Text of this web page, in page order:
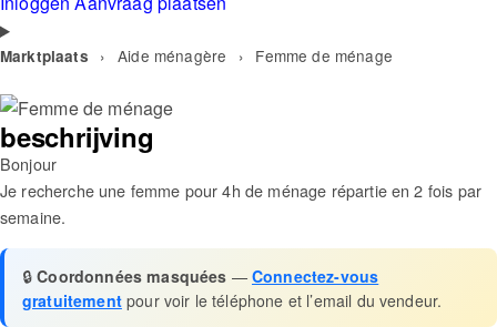
Marktplaats › Aide ménagère › Femme de ménage
beschrijving
Bonjour
Je recherche une femme pour 4h de ménage répartie en 2 fois par
semaine.
🔒Coordonnées masquées —Connectez-vous
gratuitementpour voir le téléphone et l’email du vendeur.